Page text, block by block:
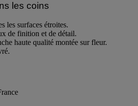
les coins
les surfaces étroites.
de finition et de détail.
haute qualité montée sur fleur.